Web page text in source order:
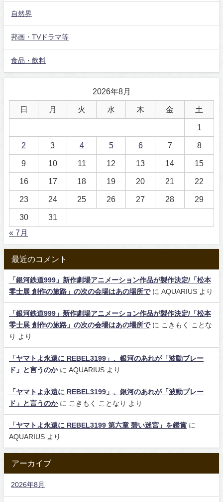
自然界
邦画・TVドラマ等
食品・飲料
2026年8月
日 月 火 水 木 金 土
1
2 3 4 5 6 7 8
9 10 11 12 13 14 15
16 17 18 19 20 21 22
23 24 25 26 27 28 29
30
31
« 7月
最近のコメント
「銀河鉄道999」新作劇場アニメーション作品が製作決定/「松本
零士展 創作の旅路」の次の会場はあの場所でに AQUARIUS より
「銀河鉄道999」新作劇場アニメーション作品が製作決定/「松本
零士展 創作の旅路」の次の会場はあの場所でに
こきもく ことな
り
より
「ヤマトよ永遠に REBEL3199」、銀河のあれが「波動ブレー
ド」と言うのかに AQUARIUS より
「ヤマトよ永遠に REBEL3199」、銀河のあれが「波動ブレー
ド」と言うのかに こきもく ことなり より
「ヤマトよ永遠に REBEL3199 第六章 碧い迷宮」を鑑賞 に
AQUARIUS より
アーカイブ
2026年8月